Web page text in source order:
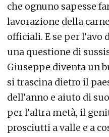
che ognuno sapesse
lavorazione della
officiali. E se per
una questione di
Giuseppe diventa un
si trascina dietro il
dell’anno e aiuto di
per l’altra metà, il
prosciutti a valle e a